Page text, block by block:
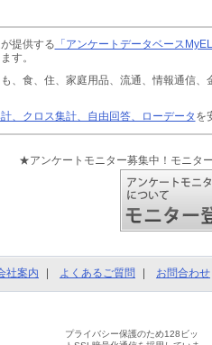
提供する 「アンケートデータベース
す。
も、食、住、家庭用品、流通、情報通信、
、クロス集計、自由回答、ローデータ を
★アンケートモニター募集中！モニタ
社案内 よくあるご質問 お問合わせ
プライバシー保護のため128ビッ